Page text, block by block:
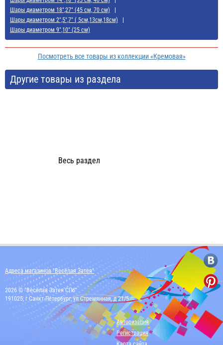
Шары диаметром 18",27" (45 см, 70 см)
Шары диаметром 2",5",7" ( 5см,13см,18см)
Шары диаметром 9",10" (25 см)
Посмотреть все товары из коллекции «Кремовая»
Другие товары из раздела
Весь раздел
Адреса магазинов "Весёлая Затея"
2026 © "Весёлая Затея СПб"
191025, г Санкт-Петербург, ул Стремянная, д 21/5
Авторизация
Регистрация